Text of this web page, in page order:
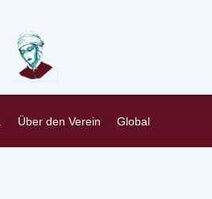
Über den Verein Global